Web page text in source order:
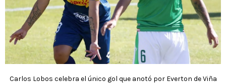
Carlos Lobos celebra el único gol que anotó por Everton de Viña